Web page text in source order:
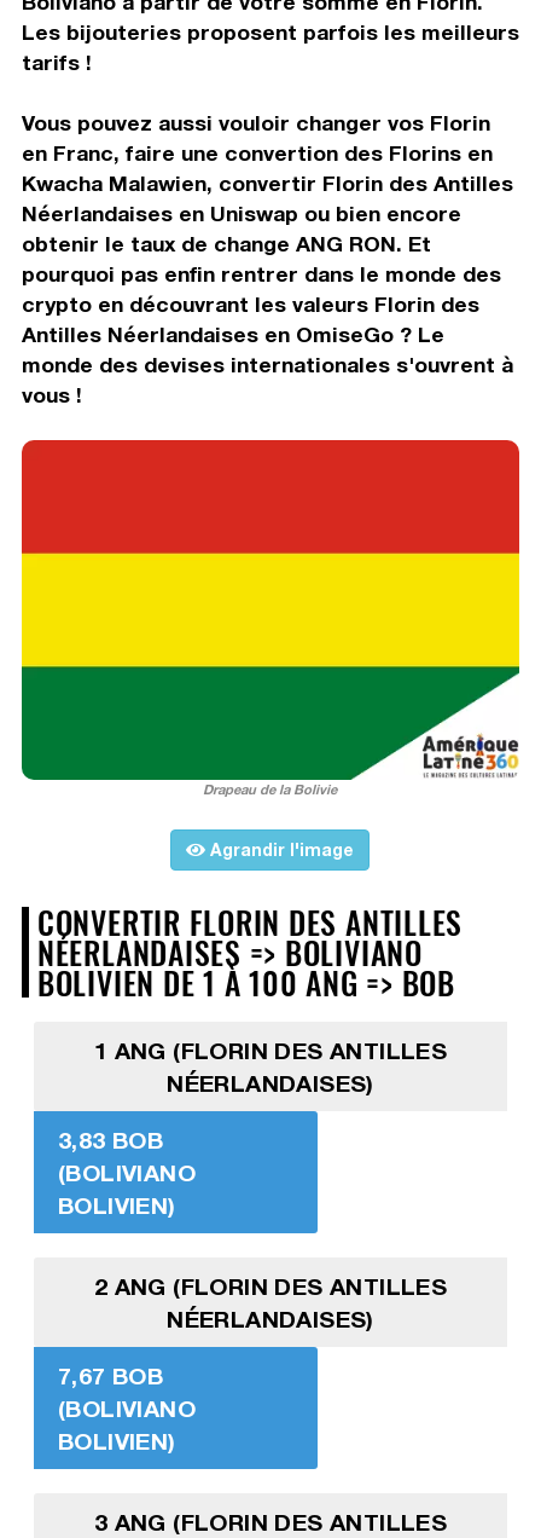
Les bijouteries proposent parfois les meilleurs
tarifs !
Vous pouvez aussi vouloir changer vos Florin
en Franc, faire une convertion des Florins en
Kwacha Malawien, convertir Florin des Antilles
Néerlandaises en Uniswap ou bien encore
obtenir le taux de change ANG RON. Et
pourquoi pas enfin rentrer dans le monde des
crypto en découvrant les valeurs Florin des
Antilles Néerlandaises en OmiseGo ? Le
monde des devises internationales s'ouvrent à
vous !
Drapeau de la Bolivie
Agrandir l'image
CONVERTIR FLORIN DES ANTILLES
NÉERLANDAISES => BOLIVIANO
BOLIVIEN DE 1 À 100 ANG => BOB
1 ANG (FLORIN DES ANTILLES
NÉERLANDAISES)
3,83 BOB
(BOLIVIANO
BOLIVIEN)
2 ANG (FLORIN DES ANTILLES
NÉERLANDAISES)
7,67 BOB
(BOLIVIANO
BOLIVIEN)
3 ANG (FLORIN DES ANTILLES